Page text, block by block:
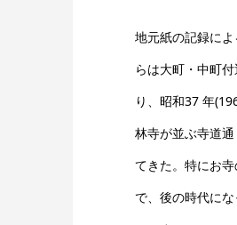
地元紙の記録に
らは大町・中町
り、昭和37 年
林寺が並ぶ寺道
てきた。特にお
で、後の時代に